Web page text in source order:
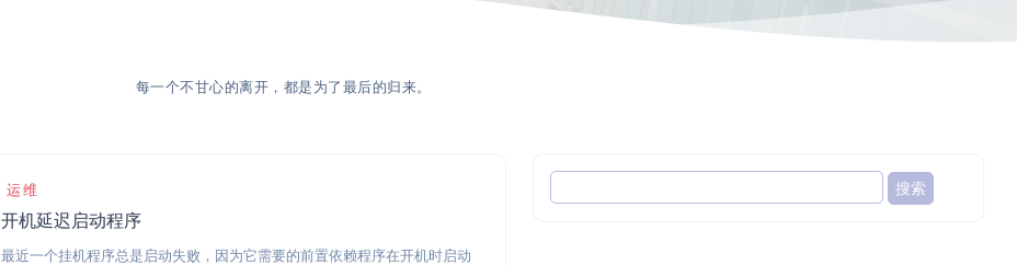
每一个不甘心的离开，都是为了最后的归来。
运维
开机延迟启动程序
最近一个挂机程序总是启动失败，因为它需要的前置依赖程序在开机时启动